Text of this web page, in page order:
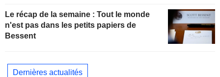
Le récap de la semaine : Tout le monde
n'est pas dans les petits papiers de
Bessent
Dernières actualités